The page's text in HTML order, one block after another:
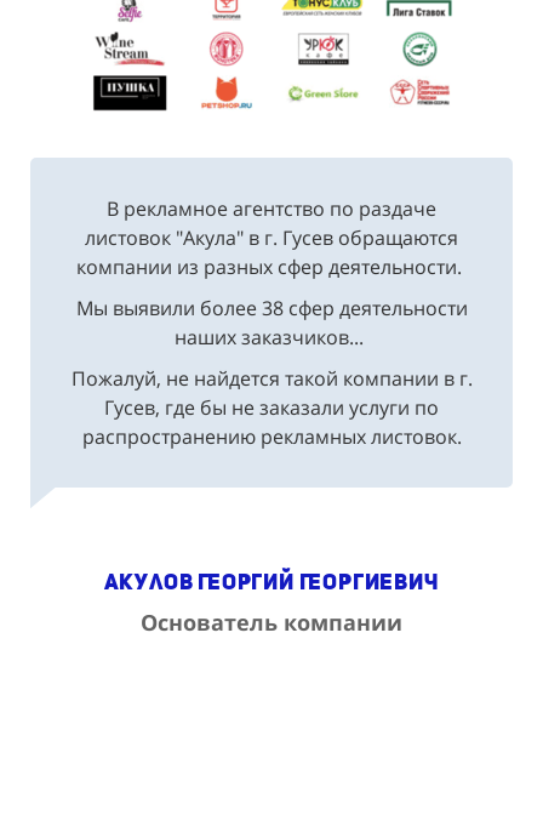
В рекламное агентство по раздаче
листовок "Акула" в г. Гусев обращаются
компании из разных сфер деятельности.
Мы выявили более 38 сфер деятельности
наших заказчиков...
Пожалуй, не найдется такой компании в г.
Гусев, где бы не заказали услуги по
распространению рекламных листовок.
Акулов Георгий Георгиевич
Основатель компании